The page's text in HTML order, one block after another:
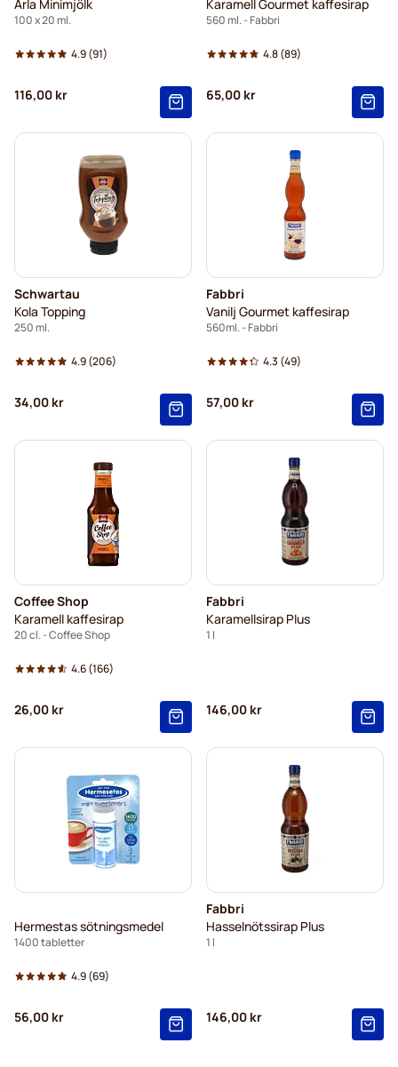
Arla Minimjölk
100 x 20 ml.
4.9(91)
116,00 kr
Karamell Gourmet kaffesirap
560 ml. - Fabbri
4.8(89)
65,00 kr
Schwartau
Kola Topping
250 ml.
4.9(206)
34,00 kr
Fabbri
Vanilj Gourmet kaffesirap
560ml. - Fabbri
4.3 (49)
57,00 kr
Coffee Shop
Karamell kaffesirap
20 cl. - Coffee Shop
4.6(166)
26,00 kr
Fabbri
Karamellsirap Plus
1 l
146,00 kr
Hermestas sötningsmedel
1400 tabletter
4.9(69)
56,00 kr
Fabbri
Hasselnötssirap Plus
1 l
146,00 kr